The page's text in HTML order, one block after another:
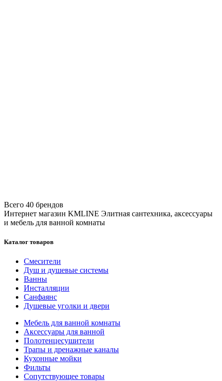
Всего 40 брендов
Интернет магазин KMLINE Элитная сантехника, аксессуары
и мебель для ванной комнаты
Каталог товаров
Смесители
Душ и душевые системы
Ванны
Инсталляции
Санфаянс
Душевые уголки и двери
Мебель для ванной комнаты
Аксессуары для ванной
Полотенцесушители
Трапы и дренажные каналы
Кухонные мойки
Фильты
Сопутствующее товары